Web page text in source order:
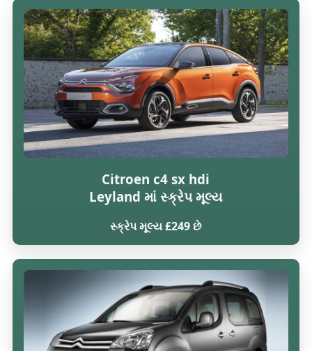
Citroen c4 sx hdi
Leyland માં સ્ક્રેપ મૂલ્ય
સ્ક્રેપ મૂલ્ય £249 છે